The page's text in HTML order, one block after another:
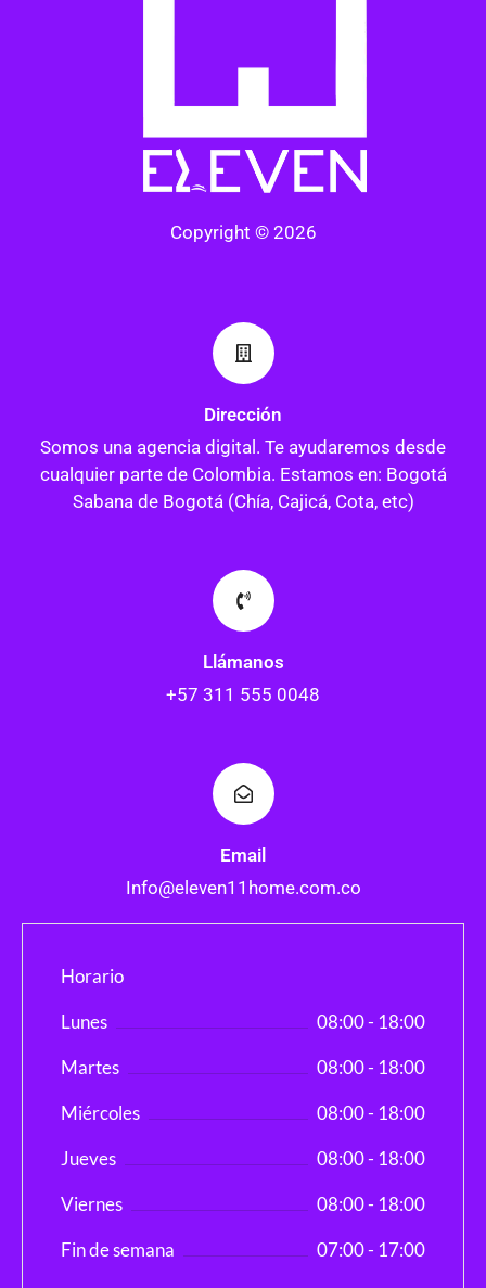
Copyright © 2026
Dirección
Somos una agencia digital. Te ayudaremos desde
cualquier parte de Colombia. Estamos en: Bogotá
Sabana de Bogotá (Chía, Cajicá, Cota, etc)
Llámanos
+57 311 555 0048
Email
Info@eleven11home.com.co
Horario
Lunes
08:00 - 18:00
Martes
08:00 - 18:00
Miércoles
08:00 - 18:00
Jueves
08:00 - 18:00
Viernes
08:00 - 18:00
Fin de semana
07:00 - 17:00